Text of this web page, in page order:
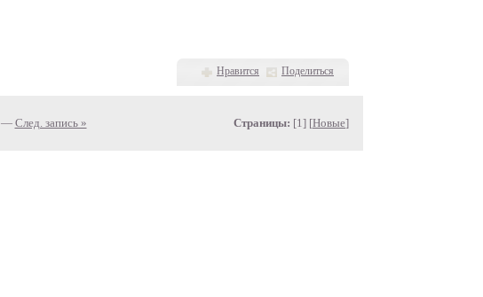
Нравится Поделиться
— След. запись » Страницы: [1] [Новые]